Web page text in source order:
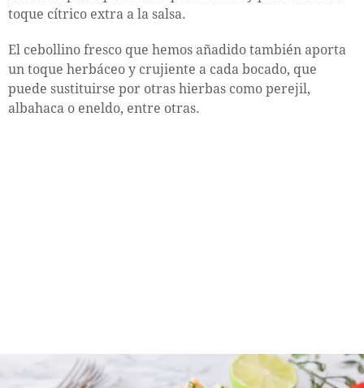
toque cítrico extra a la salsa.
El cebollino fresco que hemos añadido también aporta
un toque herbáceo y crujiente a cada bocado, que
puede sustituirse por otras hierbas como perejil,
albahaca o eneldo, entre otras.